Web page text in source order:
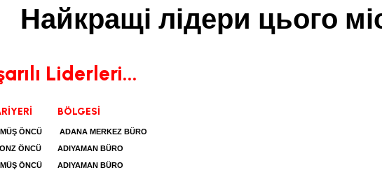
Найкращі лідери цього
Liderleri...
BÖLGESİ
ÖNCÜ
ADANA MERKEZ BÜRO
ÖNCÜ
ADIYAMAN BÜRO
ÖNCÜ
ADIYAMAN BÜRO